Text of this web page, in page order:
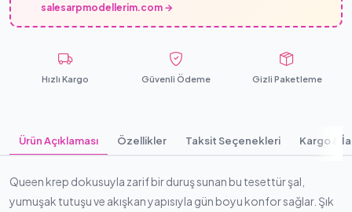
salesarpmodellerim.com →
Hızlı Kargo Güvenli Ödeme Gizli Paketleme
Ürün Açıklaması Özellikler Taksit Seçenekleri Kargo &
Queen krep dokusuyla zarif bir duruş sunan bu tesettür şal,
yumuşak tutuşu ve akışkan yapısıyla gün boyu konfor sağlar. Şık